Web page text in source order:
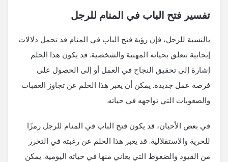
تفسير فتح الباب في المنام للرجل
بالنسبة للرجل، فإن رؤية فتح الباب في المنام قد تحمل دلالات
إيجابية تتعلق بحياته المهنية والشخصية. قد يكون هذا الحلم
إشارة إلى تحقيق النجاح في العمل أو إلى الحصول على
فرصة عمل جديدة. يمكن أن يعبر هذا الحلم عن تجاوز العقبات
والصعوبات التي تواجهه في حياته.
في بعض الأحيان، قد يكون فتح الباب في المنام للرجل رمزًا
للحرية والاستقلالية. قد يعبر هذا الحلم عن رغبته في التحرر
من القيود والضغوط التي يعاني منها في حياته اليومية. يمكن